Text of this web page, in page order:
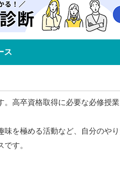
ス
。高卒資格取得に必要な必修授
味を極める活動など、自分のや
す。